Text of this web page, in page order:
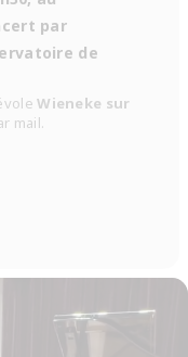
par
de
Wieneke sur
mail.